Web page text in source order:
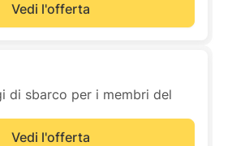
Vedi l'offerta
di sbarco per i membri del
Vedi l'offerta